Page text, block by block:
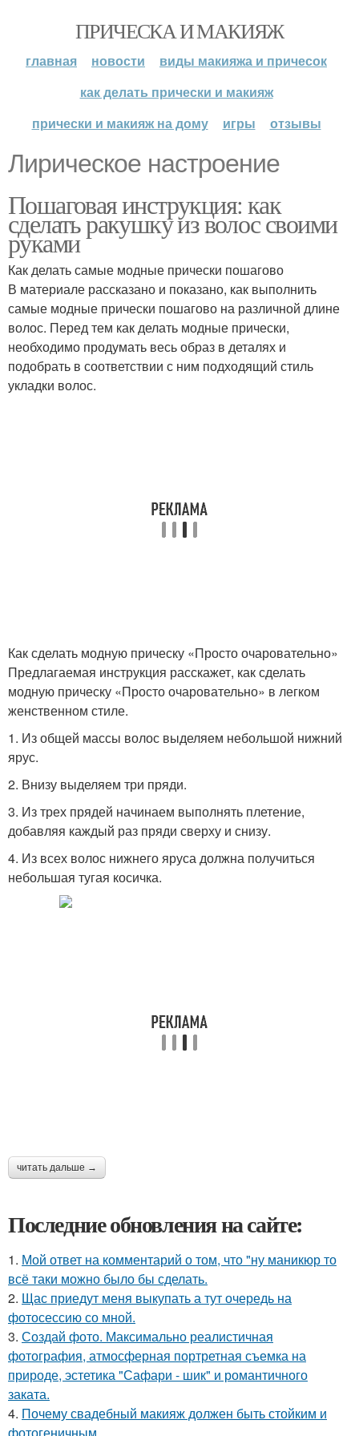
ПРИЧЕСКА И МАКИЯЖ
главная новости
виды макияжа и причесок
как делать прически и макияж
прически и макияж на дому
игры отзывы
Лирическое настроение
Пошаговая инструкция: как
сделать ракушку из волос своими
руками
Как делать самые модные прически пошагово
В материале рассказано и показано, как выполнить
самые модные прически пошагово на различной длине
волос. Перед тем как делать модные прически,
необходимо продумать весь образ в деталях и
подобрать в соответствии с ним подходящий стиль
укладки волос.
Как сделать модную прическу «Просто очаровательно»
Предлагаемая инструкция расскажет, как сделать
модную прическу «Просто очаровательно» в легком
женственном стиле.
1. Из общей массы волос выделяем небольшой нижний
ярус.
2. Внизу выделяем три пряди.
3. Из трех прядей начинаем выполнять плетение,
добавляя каждый раз пряди сверху и снизу.
4. Из всех волос нижнего яруса должна получиться
небольшая тугая косичка.
читать дальше →
Последние обновления на сайте:
1. Мой ответ на комментарий о том, что "ну маникюр то
всё таки можно было бы сделать.
2. Щас приедут меня выкупать а тут очередь на
фотосессию со мной.
3. Создай фото. Максимально реалистичная
фотография, атмосферная портретная съемка на
природе, эстетика "Сафари - шик" и романтичного
заката.
4. Почему свадебный макияж должен быть стойким и